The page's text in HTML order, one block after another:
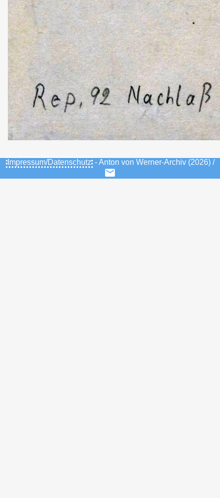
Impressum/Datenschutz - Anton von Werner-Archiv (2026) /